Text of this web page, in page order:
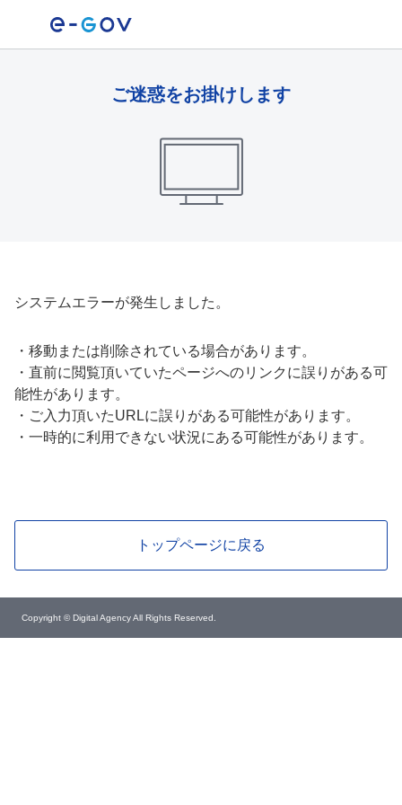
ご迷惑をお掛けします
システムエラーが発生しました。
・ 移動または削除されている場合があります。
・ 直前に閲覧頂いていたページへのリンクに誤りがある可
能性があります。
・ ご入力頂いたURLに誤りがある可能性があります。
・ 一時的に利用できない状況にある可能性があります。
トップページに戻る
Copyright © Digital Agency All Rights Reserved.